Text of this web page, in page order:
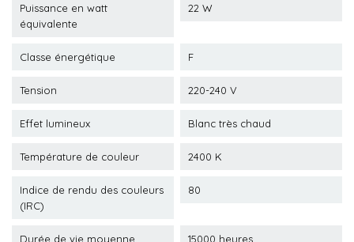
Puissance en watt
équivalente
22 W
Classe énergétique F
Tension 220-240 V
Effet lumineux Blanc très chaud
Température de couleur 2400 K
Indice de rendu des couleurs
(IRC)
80
Durée de vie moyenne 15000 heures